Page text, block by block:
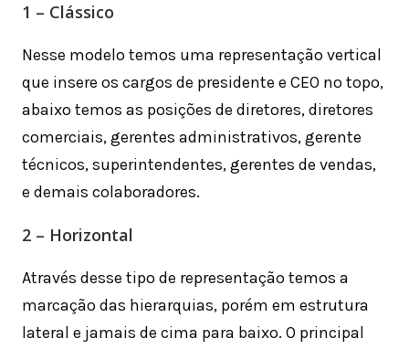
1 – Clássico
Nesse modelo temos uma representação vertical
que insere os cargos de presidente e CEO no topo,
abaixo temos as posições de diretores, diretores
comerciais, gerentes administrativos, gerente
técnicos, superintendentes, gerentes de vendas,
e demais colaboradores.
2 – Horizontal
Através desse tipo de representação temos a
marcação das hierarquias, porém em estrutura
lateral e jamais de cima para baixo. O principal